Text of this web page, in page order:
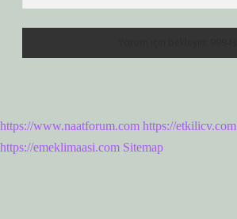
https://www.naatforum.com https://etkilicv.com
https://emeklimaasi.com Sitemap